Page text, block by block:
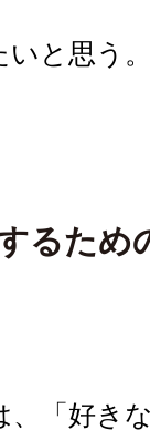
いと思う
るため
、「好き